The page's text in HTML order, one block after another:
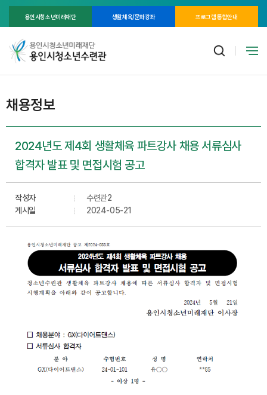
용인시청소년미래재단 생활체육/문화강좌 프로그램 통합안내
채용정보
2024년도 제4회 생활체육 파트강사 채용 서류심사
합격자 발표 및 면접시험 공고
작성자
수련관2
게시일
2024-05-21